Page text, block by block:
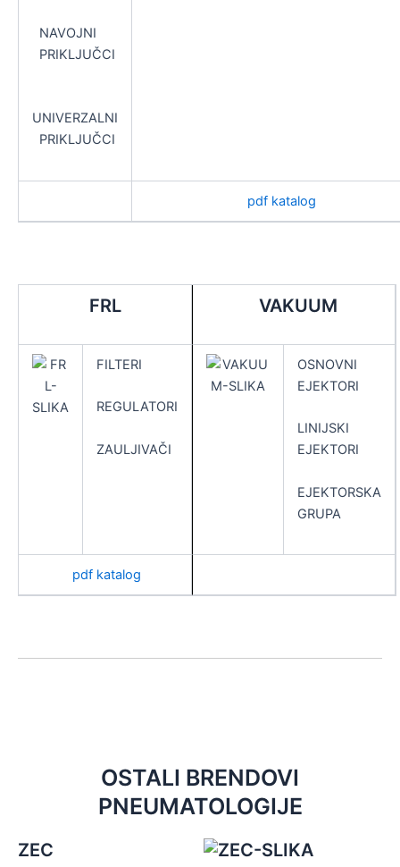
NAVOJNI
PRIKLJUČCI
UNIVERZALNI
PRIKLJUČCI
pdf katalog
FRL VAKUUM
FILTERI
REGULATORI
ZAULJIVAČI
OSNOVNI
EJEKTORI
LINIJSKI
EJEKTORI
EJEKTORSKA
GRUPA
pdf katalog
OSTALI BRENDOVI
PNEUMATOLOGIJE
ZEC